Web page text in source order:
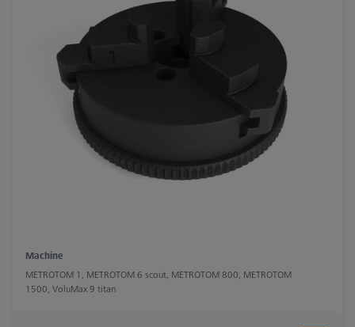
Machine
METROTOM 1, METROTOM 6 scout, METROTOM 800, METROTOM
1500, VoluMax 9 titan